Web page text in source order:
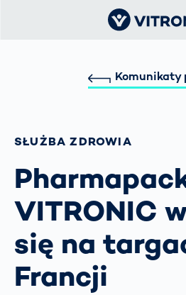
Komunikaty
SŁUŻBA ZDROWIA
VITRONIC
się na
Francji